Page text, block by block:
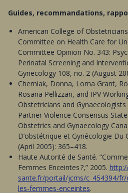
Guides, recommandations,
American College of
Committee on Health Care for
Committee Opinion No. 343:
Perinatal Screening and
Gynecology 108, no. 2 (August
Cherniak, Donna, Lorna Grant,
Rosana Pellizzari, and IPV
Obstetricians and
Partner Violence Consensus
Obstetrics and Gynaecology
D’obstétrique et Gynécologie Du
(April 2005): 365–418.
Haute Autorité de Santé.
Femmes Enceintes ?,” 2005.
sante.fr/portail/jcms/c_454394/
les-femmes-enceintes.